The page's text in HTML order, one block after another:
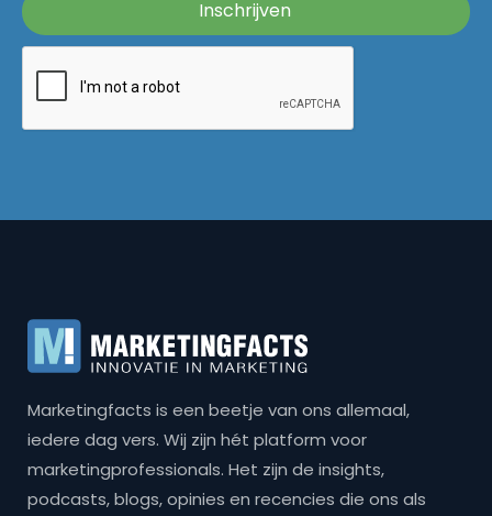
Marketingfacts is een beetje van ons allemaal,
iedere dag vers. Wij zijn hét platform voor
marketingprofessionals. Het zijn de insights,
podcasts, blogs, opinies en recencies die ons als